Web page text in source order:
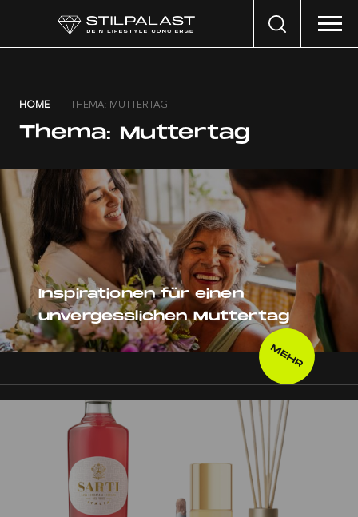
Search
HOME THEMA: MUTTERTAG
Thema: Muttertag
Inspirationen für einen
unvergesslichen Muttertag
MEHR